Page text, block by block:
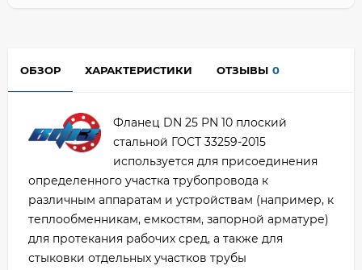
ОБЗОР ХАРАКТЕРИСТИКИ ОТЗЫВЫ 0
Фланец DN 25 PN 10 плоский
стальной ГОСТ 33259-2015
используется для присоединения
определенного участка трубопровода к
различным аппаратам и устройствам (например, к
теплообменникам, емкостям, запорной арматуре)
для протекания рабочих сред, а также для
стыковки отдельных участков трубы